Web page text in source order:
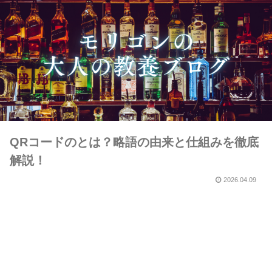
QRコードのとは？略語の由来と仕組みを徹底
解説！
2026.04.09